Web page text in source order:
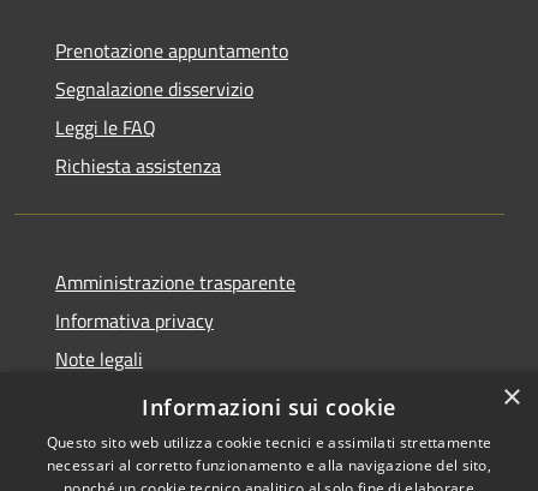
Prenotazione appuntamento
Segnalazione disservizio
Leggi le FAQ
Richiesta assistenza
Amministrazione trasparente
Informativa privacy
Note legali
Dichiarazione di accessibilità
×
Informazioni sui cookie
Questo sito web utilizza cookie tecnici e assimilati strettamente
necessari al corretto funzionamento e alla navigazione del sito,